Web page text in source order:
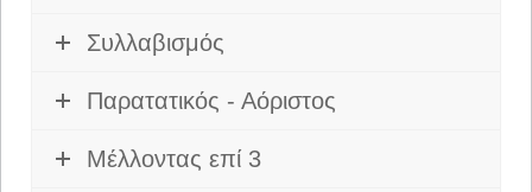
Συλλαβισμός
Παρατατικός - Αόριστος
Μέλλοντας επί 3